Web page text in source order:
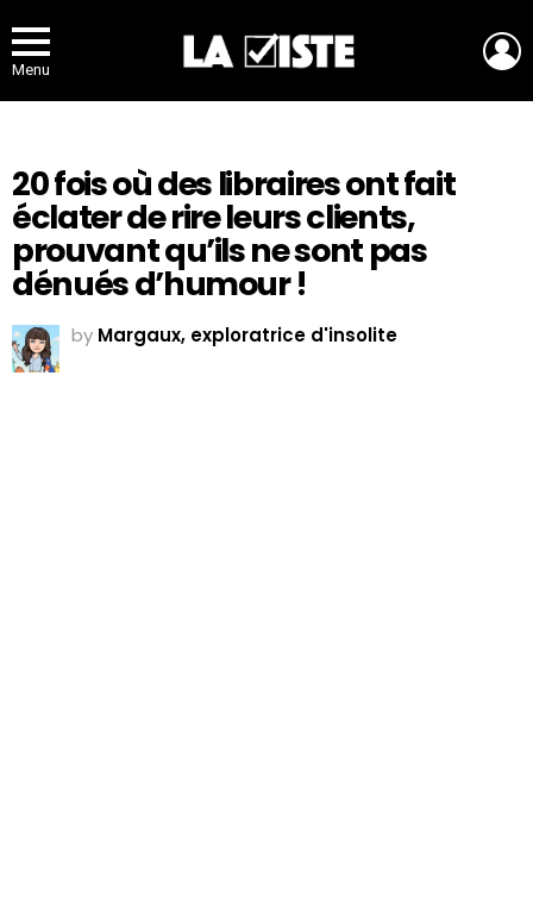
Menu
20 fois où des libraires ont fait
éclater de rire leurs clients,
prouvant qu’ils ne sont pas
dénués d’humour !
by Margaux, exploratrice d'insolite